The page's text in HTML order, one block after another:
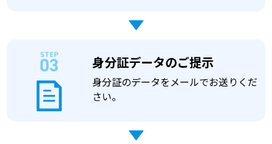
身分証データのご提示
身分証のデータをメールでお送りくだ
さい。